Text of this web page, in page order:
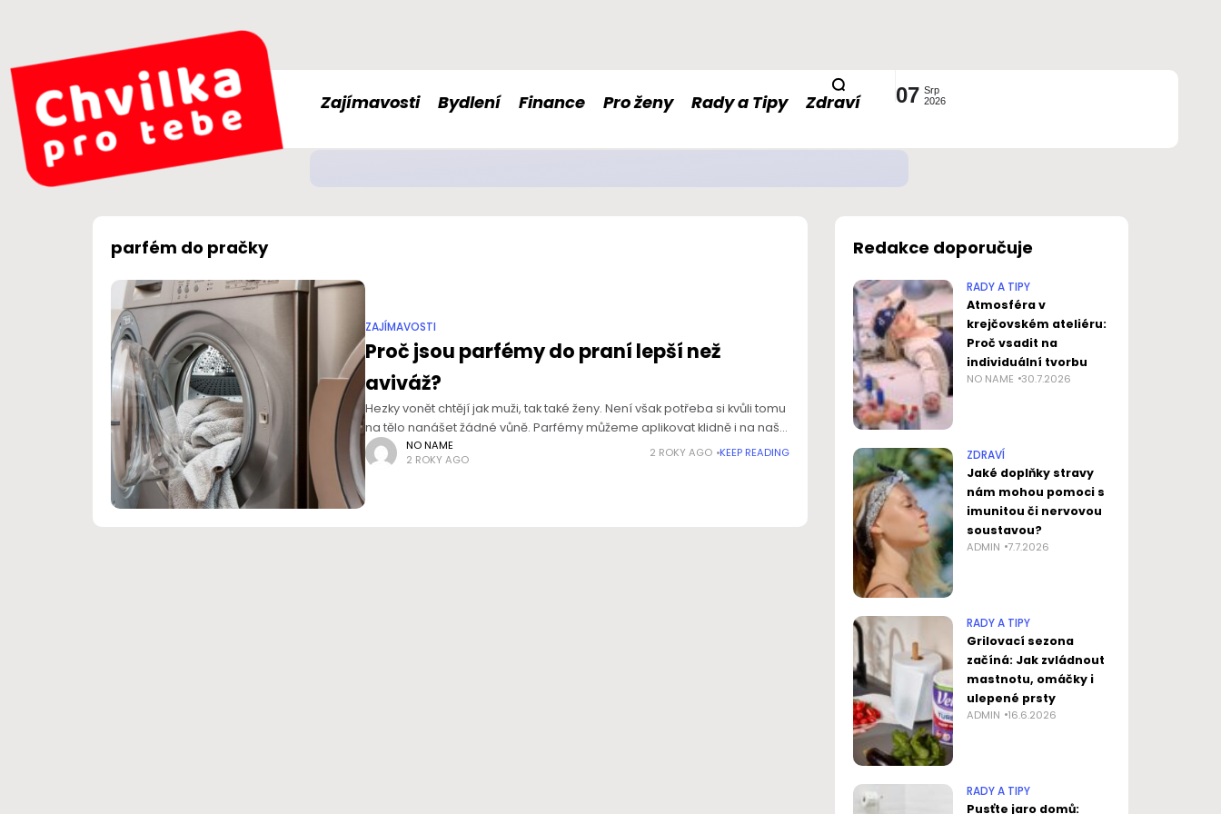
Zajímavosti Bydlení Finance Pro ženy Rady a Tipy Zdraví 07 Srp
2026
parfém do pračky
ZAJÍMAVOSTI
Proč jsou parfémy do praní lepší než
aviváž?
Hezky vonět chtějí jak muži, tak také ženy. Není však potřeba si kvůli tomu
na tělo nanášet žádné vůně. Parfémy můžeme aplikovat klidně i na naše
prádlo během praní. Ekologický
NO NAME
2 ROKY AGO
2 ROKY AGO KEEP READING
Redakce doporučuje
RADY A TIPY
Atmosféra v
krejčovském ateliéru:
Proč vsadit na
individuální tvorbu
NO NAME 30.7.2026
ZDRAVÍ
Jaké doplňky stravy
nám mohou pomoci s
imunitou či nervovou
soustavou?
ADMIN 7.7.2026
RADY A TIPY
Grilovací sezona
začíná: Jak zvládnout
mastnotu, omáčky i
ulepené prsty
ADMIN 16.6.2026
RADY A TIPY
Pusťte jaro domů: